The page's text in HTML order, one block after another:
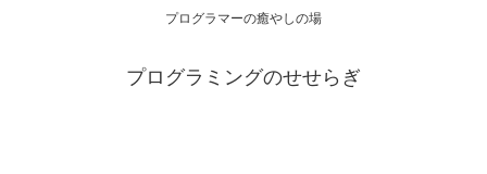
プログラマーの癒やしの場
プログラミングのせせらぎ